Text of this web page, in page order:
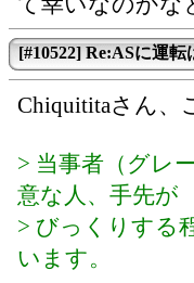
[#10522] Re:ASに運
Chiquititaさん、
> 当事者（グレ
意な人、手先が
> びっくりする
います。